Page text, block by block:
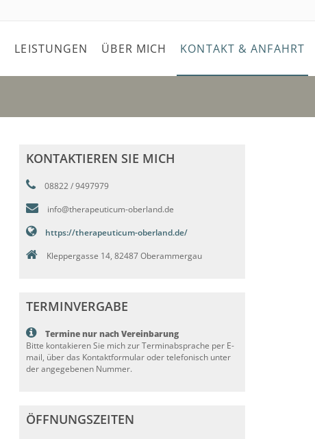
LEISTUNGEN ÜBER MICH KONTAKT & ANFAHRT
KONTAKTIEREN SIE MICH
08822 / 9497979
info@therapeuticum-oberland.de
https://therapeuticum-oberland.de/
Kleppergasse 14, 82487 Oberammergau
TERMINVERGABE
Termine nur nach Vereinbarung
Bitte kontakieren Sie mich zur Terminabsprache per E-
mail, über das Kontaktformular oder telefonisch unter
der angegebenen Nummer.
ÖFFNUNGSZEITEN